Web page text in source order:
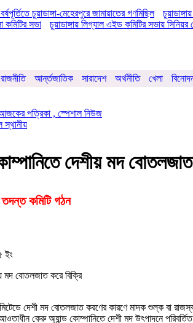
চুয়াডাঙ্গা-মেহেরপুরে জামায়াতের গণমিছিল
সভা
চুয়াডাঙ্গায় লিগ্যাল এইড কমিটির সভায়
রাজনীতি আর্ন্তজাতিক সারাদেশ অর্থনীতি খেলা
আজকের পত্রিকা , স্পেশাল নিউজ
স্থানীয়
দেশীয় মদ
কমিটি গঠন
ইং
দেশী মদ বোতলজাত করণের কারণে মাদক শুল্ক বা
আওতাধীন কেরু অ্যান্ড কোম্পানিতে দেশী মদ উৎপাদনে